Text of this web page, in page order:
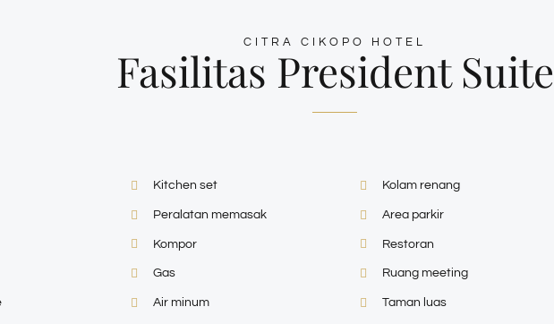
CITRA CIKOPO HOTEL
Fasilitas President Suite
Kitchen set
Peralatan memasak
Kompor
Gas
Air minum
Kolam renang
Area parkir
Restoran
Ruang meeting
Taman luas